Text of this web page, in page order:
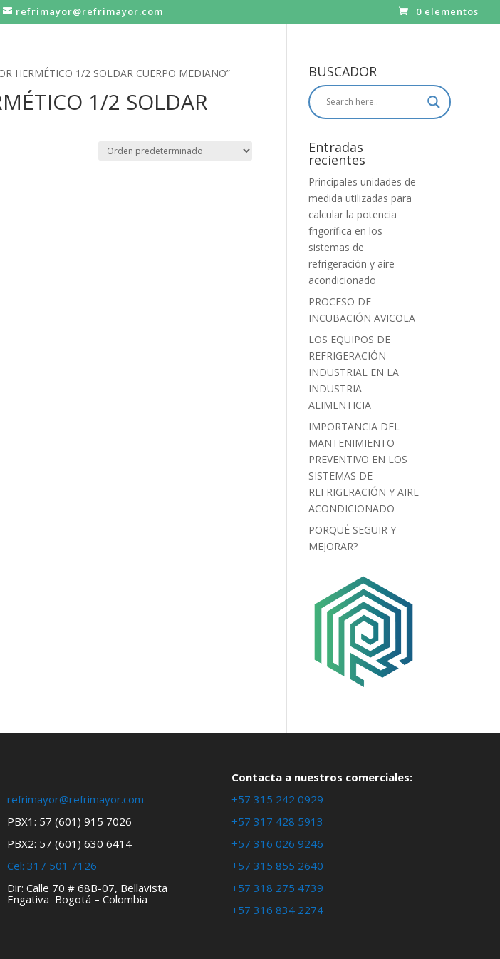
refrimayor@refrimayor.com 0 elementos
HERMÉTICO 1/2 SOLDAR CUERPO MEDIANO”
1/2 SOLDAR
BUSCADOR
Entradas
recientes
Principales unidades de
medida utilizadas para
calcular la potencia
frigorífica en los
sistemas de
refrigeración y aire
acondicionado
PROCESO DE
INCUBACIÓN AVICOLA
LOS EQUIPOS DE
REFRIGERACIÓN
INDUSTRIAL EN LA
INDUSTRIA
ALIMENTICIA
IMPORTANCIA DEL
MANTENIMIENTO
PREVENTIVO EN LOS
SISTEMAS DE
REFRIGERACIÓN Y AIRE
ACONDICIONADO
PORQUÉ SEGUIR Y
MEJORAR?
refrimayor@refrimayor.com
PBX1: 57 (601) 915 7026
PBX2: 57 (601) 630 6414
Cel: 317 501 7126
Dir: Calle 70 # 68B-07, Bellavista
Engativa Bogotá – Colombia
Contacta a nuestros comerciales:
+57 315 242 0929
+57 317 428 5913
+57 316 026 9246
+57 315 855 2640
+57 318 275 4739
+57 316 834 2274